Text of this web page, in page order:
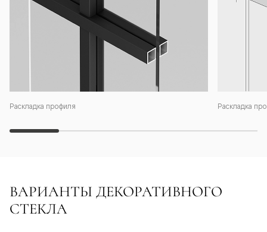
Раскладка профиля Раскладка
ВАРИАНТЫ ДЕКОРАТИВНОГО
СТЕКЛА